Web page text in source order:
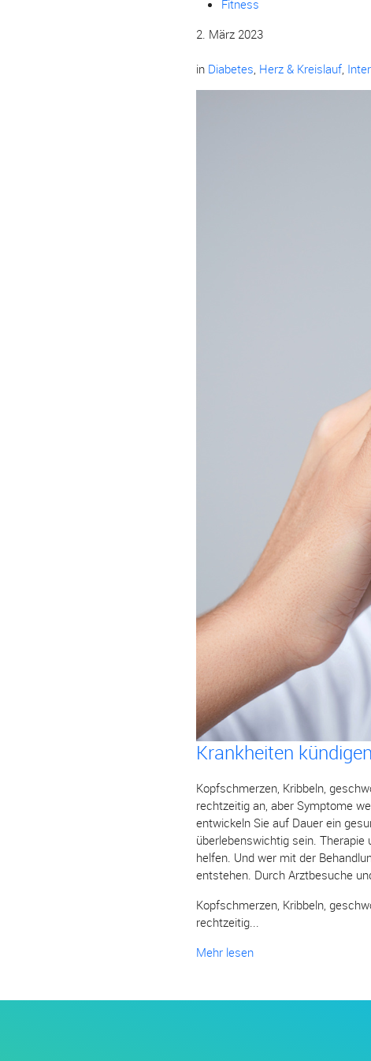
Fitness
2. März 2023
in Diabetes, Herz & Kreislauf,
Krankheiten
Kopfschmerzen, Kribbeln,
rechtzeitig an, aber Symptome
entwickeln Sie auf Dauer ein
überlebenswichtig sein.
helfen. Und wer mit der
entstehen. Durch Arztbesuche
Kopfschmerzen, Kribbeln,
rechtzeitig...
Mehr lesen